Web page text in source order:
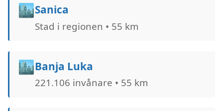
🏙️Sanica
Stad i regionen • 55 km
🏙️Banja Luka
221.106 invånare • 55 km